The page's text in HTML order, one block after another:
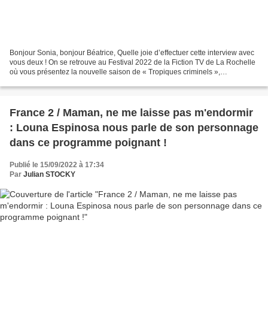
Bonjour Sonia, bonjour Béatrice, Quelle joie d’effectuer cette interview avec
vous deux ! On se retrouve au Festival 2022 de la Fiction TV de La Rochelle
où vous présentez la nouvelle saison de « Tropiques criminels »,
France 2 / Maman, ne me laisse pas m'endormir
: Louna Espinosa nous parle de son personnage
dans ce programme poignant !
Publié le 15/09/2022 à 17:34
Par Julian STOCKY